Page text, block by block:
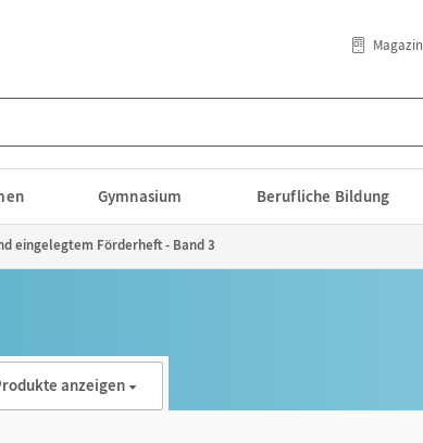
Magazin
Gymnasium Berufliche Bildung
eingelegtem Förderheft - Band 3
anzeigen